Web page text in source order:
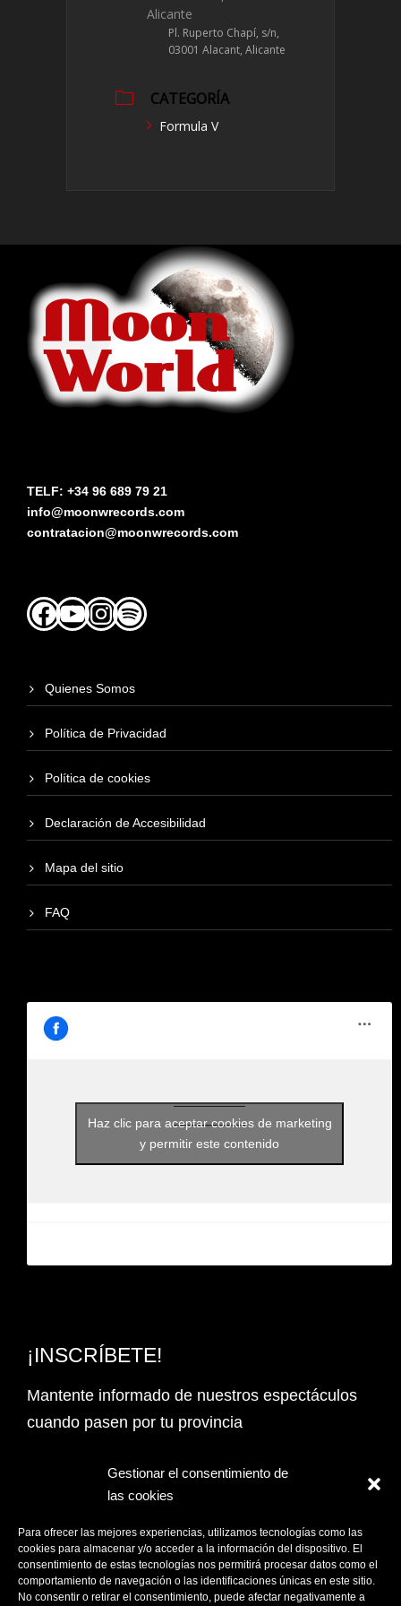
Gestionar el consentimiento de
las cookies
Para ofrecer las mejores experiencias, utilizamos tecnologías como las
cookies para almacenar y/o acceder a la información del dispositivo. El
consentimiento de estas tecnologías nos permitirá procesar datos como el
comportamiento de navegación o las identificaciones únicas en este sitio.
No consentir o retirar el consentimiento, puede afectar negativamente a
Alicante
Pl. Ruperto Chapí, s/n,
03001 Alacant, Alicante
CATEGORÍA
Formula V
TELF: +34 96 689 79 21
info@moonwrecords.com
contratacion@moonwrecords.com
Facebook
YouTubeInstagram
Spotify
Quienes Somos
Política de Privacidad
Política de cookies
Declaración de Accesibilidad
Mapa del sitio
FAQ
Haz clic para aceptar cookies de marketing
y permitir este contenido
¡INSCRÍBETE!
Mantente informado de nuestros espectáculos
cuando pasen por tu provincia
Email Address*
PROVINCIA
Acepto laPolítica de privacidad